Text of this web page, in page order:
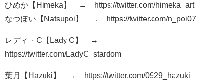
ひめか【Himeka】 → https://twitter.com/himeka_art
なつぽい【Natsupoi】 → https://twitter.com/n_poi07
レディ・C【Lady C】 →
https://twitter.com/LadyC_stardom
葉月【Hazuki】 → https://twitter.com/0929_hazuki